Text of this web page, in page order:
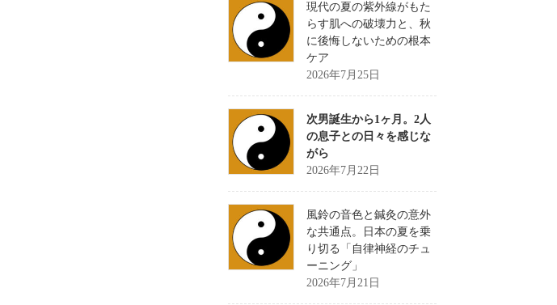
現代の夏の紫外線がもた
らす肌への破壊力と、秋
に後悔しないための根本
ケア
2026年7月25日
次男誕生から1ヶ月。2人
の息子との日々を感じな
がら
2026年7月22日
風鈴の音色と鍼灸の意外
な共通点。日本の夏を乗
り切る「自律神経のチュ
ーニング」
2026年7月21日